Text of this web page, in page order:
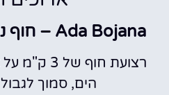
Ada Bojana – חוף ניקוי רעלים וחופש
רצועת חוף
הים, סמוך